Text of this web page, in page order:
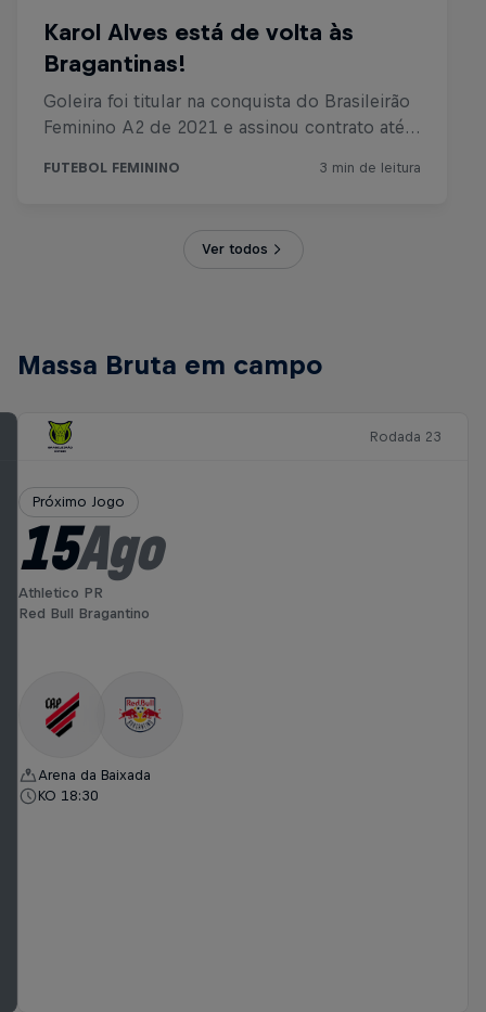
Ver todos
Massa Bruta em campo
Rodada 23
Próximo Jogo
15Ago
Athletico PR
Red Bull Bragantino
Arena da Baixada
KO 18:30